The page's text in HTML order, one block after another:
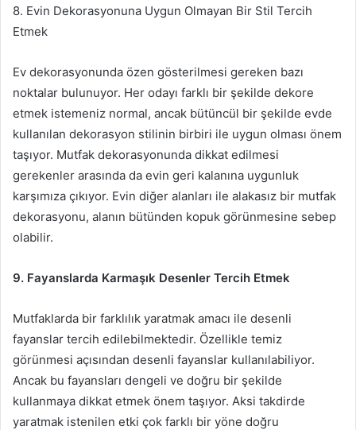
8. Evin Dekorasyonuna Uygun Olmayan Bir Stil Tercih
Etmek
Ev dekorasyonunda özen gösterilmesi gereken bazı
noktalar bulunuyor. Her odayı farklı bir şekilde dekore
etmek istemeniz normal, ancak bütüncül bir şekilde evde
kullanılan dekorasyon stilinin birbiri ile uygun olması önem
taşıyor. Mutfak dekorasyonunda dikkat edilmesi
gerekenler arasında da evin geri kalanına uygunluk
karşımıza çıkıyor. Evin diğer alanları ile alakasız bir mutfak
dekorasyonu, alanın bütünden kopuk görünmesine sebep
olabilir.
9. Fayanslarda Karmaşık Desenler Tercih Etmek
Mutfaklarda bir farklılık yaratmak amacı ile desenli
fayanslar tercih edilebilmektedir. Özellikle temiz
görünmesi açısından desenli fayanslar kullanılabiliyor.
Ancak bu fayansları dengeli ve doğru bir şekilde
kullanmaya dikkat etmek önem taşıyor. Aksi takdirde
yaratmak istenilen etki çok farklı bir yöne doğru